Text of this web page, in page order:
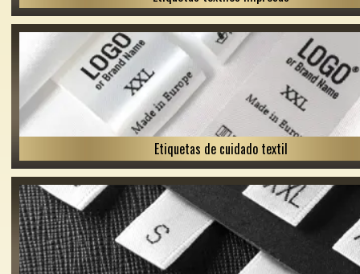
Etiquetas de cuidado textil